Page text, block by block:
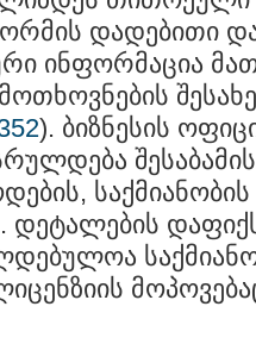
დადებითი
ინფორმაცია
). ბიზნესის
დეტალების